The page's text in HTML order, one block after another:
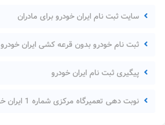
سایت ثبت نام ایران خودرو برای مادران
ثبت نام خودرو بدون قرعه کشی ایران خودرو
پیگیری ثبت نام ایران خودرو
نوبت دهی تعمیرگاه مرکزی شماره 1 ایران خودرو 1067